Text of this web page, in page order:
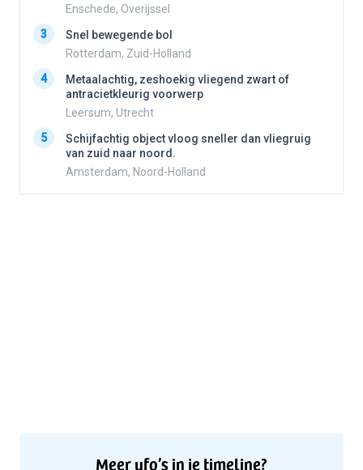
Enschede, Overijssel
3
Snel bewegende bol
Rotterdam, Zuid-Holland
4
Metaalachtig, zeshoekig vliegend zwart of
antracietkleurig voorwerp
Leersum, Utrecht
5
Schijfachtig object vloog sneller dan vliegruig
van zuid naar noord.
Amsterdam, Noord-Holland
Meer ufo’s in je timeline?